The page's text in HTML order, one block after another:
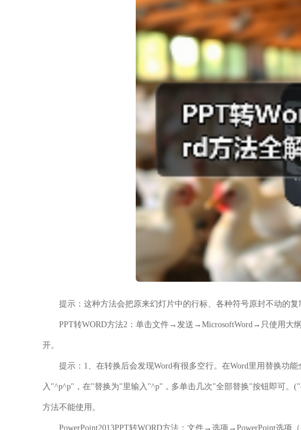
提示：这种方法会把原来幻灯片中的行标、各种符号原封不动的复
PPT转WORD方法2： 单击文件→发送→MicrosoftWord→只使用大
开。
提示：1、在转换后会发现Word有很多空行。在Word里用替换功
入"^p^p"，在"替换为"里输入"^p"，多单击几次"全部替换"按钮即可。
方法不能使用。
PowerPoint2013PPT转WORD方法：文件→选项→PowerPoint选